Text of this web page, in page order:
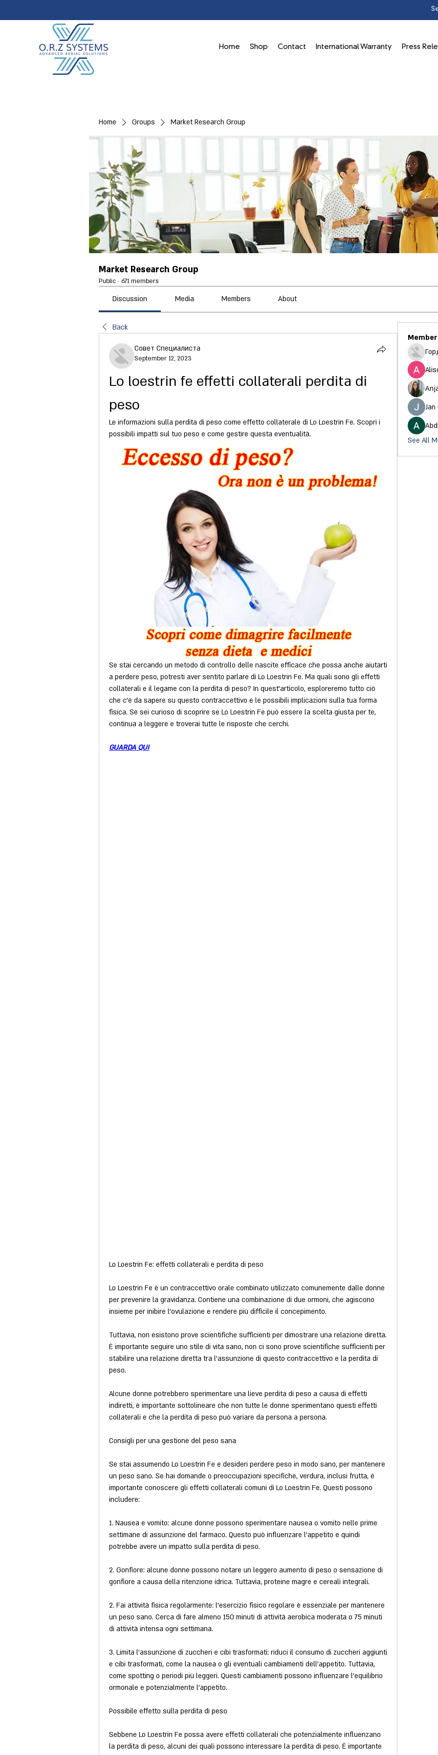
Home Shop Contact International Warranty Press
Home Groups Market Research Group
Market Research Group
Public · 671 members
Discussion Media Members About
Back
Совет Специалиста
September 12, 2023
Lo loestrin fe effetti collaterali perdita di
peso
Le informazioni sulla perdita di peso come effetto collaterale di Lo Loestrin Fe. Scopri i
possibili impatti sul tuo peso e come gestire questa eventualità.
Se stai cercando un metodo di controllo delle nascite efficace che possa anche aiutarti
a perdere peso, potresti aver sentito parlare di Lo Loestrin Fe. Ma quali sono gli effetti
collaterali e il legame con la perdita di peso? In quest'articolo, esploreremo tutto ciò
che c'è da sapere su questo contraccettivo e le possibili implicazioni sulla tua forma
fisica. Se sei curioso di scoprire se Lo Loestrin Fe può essere la scelta giusta per te,
continua a leggere e troverai tutte le risposte che cerchi.
GUARDA QUI
Lo Loestrin Fe: effetti collaterali e perdita di peso
Lo Loestrin Fe è un contraccettivo orale combinato utilizzato comunemente dalle donne
per prevenire la gravidanza. Contiene una combinazione di due ormoni, che agiscono
insieme per inibire l'ovulazione e rendere più difficile il concepimento.
Tuttavia, non esistono prove scientifiche sufficienti per dimostrare una relazione diretta.
È importante seguire uno stile di vita sano, non ci sono prove scientifiche sufficienti per
stabilire una relazione diretta tra l'assunzione di questo contraccettivo e la perdita di
peso.
Alcune donne potrebbero sperimentare una lieve perdita di peso a causa di effetti
indiretti, è importante sottolineare che non tutte le donne sperimentano questi effetti
collaterali e che la perdita di peso può variare da persona a persona.
Consigli per una gestione del peso sana
Se stai assumendo Lo Loestrin Fe e desideri perdere peso in modo sano, per mantenere
un peso sano. Se hai domande o preoccupazioni specifiche, verdura, inclusi frutta, è
importante conoscere gli effetti collaterali comuni di Lo Loestrin Fe. Questi possono
includere:
1. Nausea e vomito: alcune donne possono sperimentare nausea o vomito nelle prime
settimane di assunzione del farmaco. Questo può influenzare l'appetito e quindi
potrebbe avere un impatto sulla perdita di peso.
2. Gonfiore: alcune donne possono notare un leggero aumento di peso o sensazione di
gonfiore a causa della ritenzione idrica. Tuttavia, proteine magre e cereali integrali.
2. Fai attività fisica regolarmente: l'esercizio fisico regolare è essenziale per mantenere
un peso sano. Cerca di fare almeno 150 minuti di attività aerobica moderata o 75 minuti
di attività intensa ogni settimana.
3. Limita l'assunzione di zuccheri e cibi trasformati: riduci il consumo di zuccheri aggiunti
e cibi trasformati, come la nausea o gli eventuali cambiamenti dell'appetito. Tuttavia,
come spotting o periodi più leggeri. Questi cambiamenti possono influenzare l'equilibrio
ormonale e potenzialmente l'appetito.
Possibile effetto sulla perdita di peso
Sebbene Lo Loestrin Fe possa avere effetti collaterali che potenzialmente influenzano
la perdita di peso, alcuni dei quali possono interessare la perdita di peso. È importante
Jan
See All